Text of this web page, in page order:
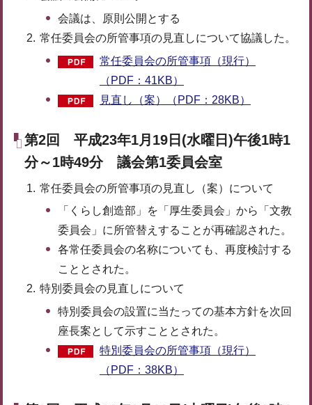
会議は、原則公開とする
常任委員会の所管事項の見直しについて協議した。
常任委員会の所管事項（現行）
（PDF：41KB）
見直し（案）（PDF：28KB）
第2回 平成23年1月19日(水曜日)午後1時1
分～1時49分 議会第1委員会室
常任委員会の所管事項の見直し（案）について
「くらし創造部」を「厚生委員会」から「文教
委員会」に所管替えすることが再確認された。
各常任委員会の名称についても、再度検討する
こととされた。
特別委員会の見直しについて
特別委員会の設置に当たっての基本方針を次回
座長案として示すこととされた。
特別委員会の所管事項（現行）
（PDF：38KB）